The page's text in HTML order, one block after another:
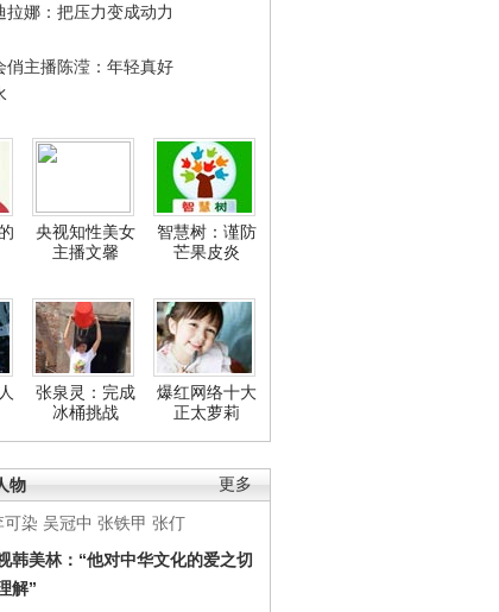
拉娜：把压力变成动力
俏主播陈滢：年轻真好
央视知性美女
主播文馨
智慧树：谨防
芒果皮炎
张泉灵：完成
冰桶挑战
爆红网络十大
正太萝莉
更多
物
可染 吴冠中 张铁甲 张仃
韩美林：“他对中华文化的爱之切
解”